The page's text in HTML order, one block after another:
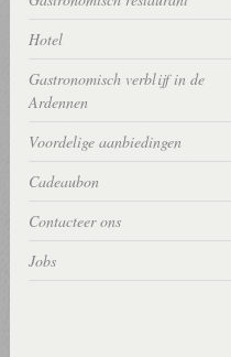
Hotel
Gastronomisch verblijf in de
Ardennen
Voordelige aanbiedingen
Cadeaubon
Contacteer ons
Jobs